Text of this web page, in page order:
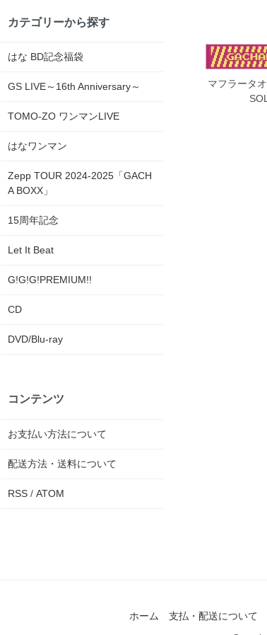
マフラータ
カテゴリーから探す
はな BD記念福袋
GS LIVE～16th Anniversary～
TOMO-ZO ワンマンLIVE
はなワンマン
Zepp TOUR 2024-2025「GACH
A BOXX」
15周年記念
Let It Beat
G!G!G!PREMIUM!!
CD
DVD/Blu-ray
コンテンツ
お支払い方法について
配送方法・送料について
RSS / ATOM
ホーム 支払・配送について